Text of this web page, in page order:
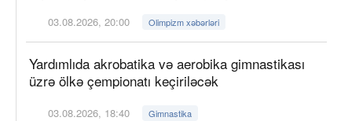
03.08.2026, 20:00 Olimpizm xəbərləri
Yardımlıda akrobatika və aerobika gimnastikası
üzrə ölkə çempionatı keçiriləcək
03.08.2026, 18:40 Gimnastika